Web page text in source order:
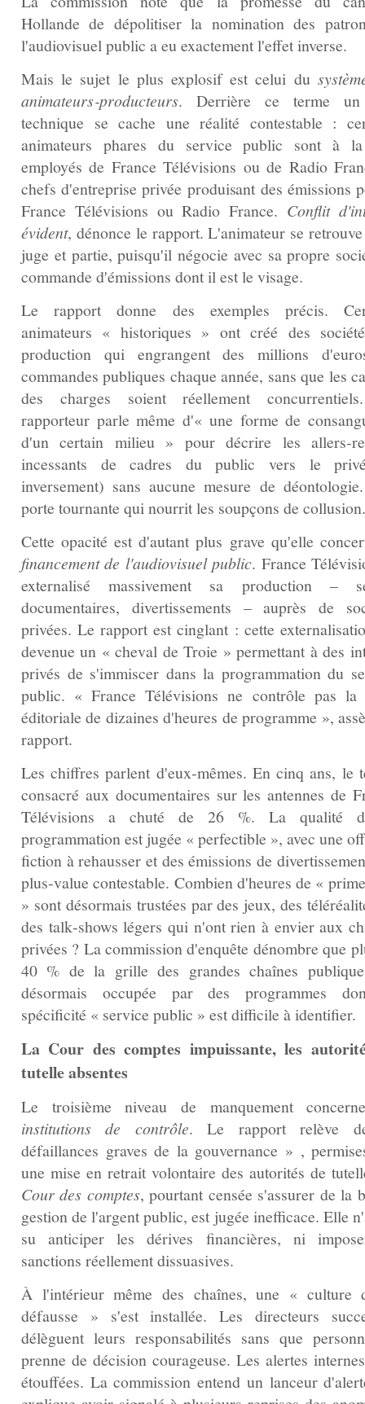
Hollande de dépolitiser la nomination des
l'audiovisuel public a eu exactement l'effet inverse.
Mais le sujet le plus explosif est celui du
animateurs‑producteurs. Derrière ce terme
technique se cache une réalité contestable :
animateurs phares du service public sont à
employés de France Télévisions ou de Radio
chefs d'entreprise privée produisant des émissions
France Télévisions ou Radio France. Conflit
évident, dénonce le rapport. L'animateur se
juge et partie, puisqu'il négocie avec sa propre
commande d'émissions dont il est le visage.
Le rapport donne des exemples précis.
animateurs « historiques » ont créé des
production qui engrangent des millions
commandes publiques chaque année, sans que les
des charges soient réellement
rapporteur parle même d'« une forme de
d'un certain milieu » pour décrire les
incessants de cadres du public vers le
inversement) sans aucune mesure de
porte tournante qui nourrit les soupçons de collusion.
Cette opacité est d'autant plus grave qu'elle
financement de l'audiovisuel public. France
externalisé massivement sa production –
documentaires, divertissements – auprès de
privées. Le rapport est cinglant : cette
devenue un « cheval de Troie » permettant à des
privés de s'immiscer dans la programmation du
public. « France Télévisions ne contrôle pas la
éditoriale de dizaines d'heures de programme »,
rapport.
Les chiffres parlent d'eux‑mêmes. En cinq ans, le
consacré aux documentaires sur les antennes de
Télévisions a chuté de 26 %. La qualité
programmation est jugée « perfectible », avec une
fiction à rehausser et des émissions de
plus‑value contestable. Combien d'heures de «
» sont désormais trustées par des jeux, des
des talk‑shows légers qui n'ont rien à envier aux
privées ? La commission d'enquête dénombre que
40 % de la grille des grandes chaînes
désormais occupée par des programmes
spécificité « service public » est difficile à identifier.
La Cour des comptes impuissante, les
tutelle absentes
Le troisième niveau de manquement
institutions de contrôle. Le rapport relève
défaillances graves de la gouvernance » ,
une mise en retrait volontaire des autorités de
Cour des comptes, pourtant censée s'assurer de la
gestion de l'argent public, est jugée inefficace. Elle
su anticiper les dérives financières, ni
sanctions réellement dissuasives.
À l'intérieur même des chaînes, une « culture
défausse » s'est installée. Les directeurs
délèguent leurs responsabilités sans que
prenne de décision courageuse. Les alertes
étouffées. La commission entend un lanceur